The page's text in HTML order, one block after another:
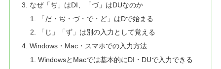
なぜ「ぢ」はDI、「づ」はDUなのか
「だ・ぢ・づ・で・ど」はDで始まる
「じ」「ず」は別の入力として覚える
Windows・Mac・スマホでの入力方法
WindowsとMacでは基本的にDI・DUで入力できる